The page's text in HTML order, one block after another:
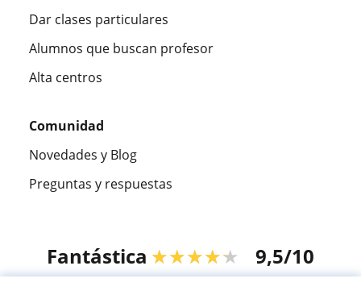
Dar clases particulares
Alumnos que buscan profesor
Alta centros
Comunidad
Novedades y Blog
Preguntas y respuestas
Fantástica ★★★★★ 9,5/10